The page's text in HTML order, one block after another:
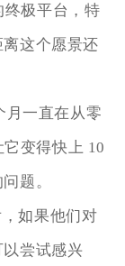
极平台，特
这个愿景还
月一直在从零
变得快上 10
题。
如果他们对
尝试感兴